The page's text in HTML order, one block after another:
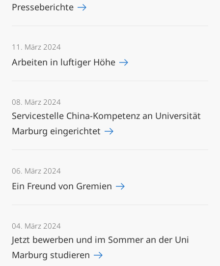
Presseberichte
11. März 2024
Arbeiten in luftiger Höhe
08. März 2024
Servicestelle China-Kompetenz an Universität
Marburg eingerichtet
06. März 2024
Ein Freund von Gremien
04. März 2024
Jetzt bewerben und im Sommer an der Uni
Marburg studieren